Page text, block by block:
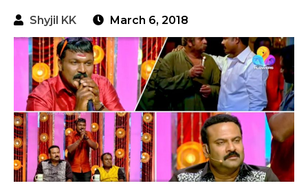
Shyjil KK March 6, 2018